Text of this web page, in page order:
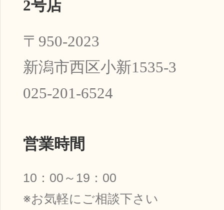
2号店
〒950-2023
新潟市西区小新1535-3
025-201-6524
営業時間
10：00～19：00
※お気軽にご相談下さい